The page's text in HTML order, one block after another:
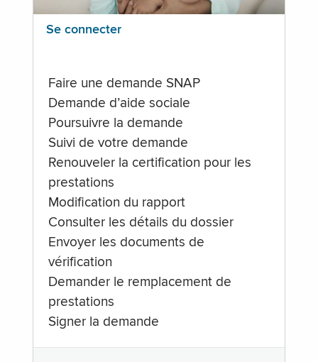
Se connecter
Faire une demande SNAP
Demande d’aide sociale
Poursuivre la demande
Suivi de votre demande
Renouveler la certification pour les
prestations
Modification du rapport
Consulter les détails du dossier
Envoyer les documents de
vérification
Demander le remplacement de
prestations
Signer la demande